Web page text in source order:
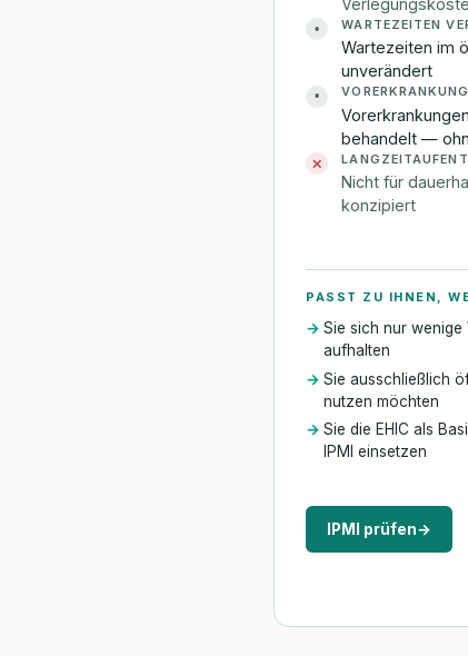
• WARTEZEITEN
Wartezeiten im
unverändert
•
behandelt —
✕
Nicht für
konzipiert
PASST ZU IHNEN,
Sie sich nur wenige
aufhalten
Sie ausschließlich
nutzen möchten
Sie die EHIC als
IPMI einsetzen
IPMI prüfen→